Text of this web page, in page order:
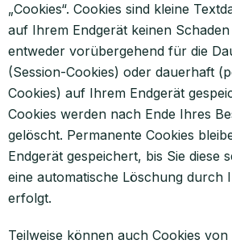
„Cookies“. Cookies sind kleine
auf Ihrem Endgerät keinen
entweder vorübergehend für die
(Session-Cookies) oder dauerhaft
Cookies) auf Ihrem Endgerät
Cookies werden nach Ende Ihres
gelöscht. Permanente Cookies
Endgerät gespeichert, bis Sie diese
eine automatische Löschung durch
erfolgt.
Teilweise können auch Cookies